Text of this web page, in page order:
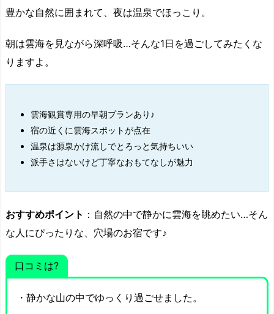
豊かな自然に囲まれて、夜は温泉でほっこり。
朝は雲海を見ながら深呼吸…そんな1日を過ごしてみたくな
りますよ。
雲海観賞専用の早朝プランあり♪
宿の近くに雲海スポットが点在
温泉は源泉かけ流しでとろっと気持ちいい
派手さはないけど丁寧なおもてなしが魅力
おすすめポイント ：自然の中で静かに雲海を眺めたい…そん
な人にぴったりな、穴場のお宿です♪
口コミは?
・静かな山の中でゆっくり過ごせました。